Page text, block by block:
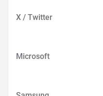
X / Twitter
Microsoft